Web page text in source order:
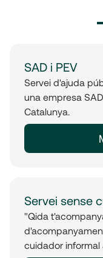
SAD i PEV
Servei d'ajuda
una empresa
Catalunya.
Servei sense
"Qida
cuidador informal